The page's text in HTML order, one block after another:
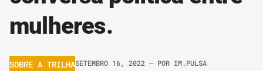
mulheres.
SOBRE A TRILHASETEMBRO 16, 2022 – POR IM.PULSA